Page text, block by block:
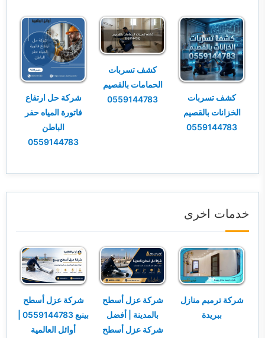
كشف تسربات
الخزانات بالقصيم
0559144783
كشف تسربات
الحمامات بالقصيم
0559144783
شركة حل ارتفاع
فاتورة المياه حفر
الباطن
0559144783
خدمات اخرى
شركة ترميم منازل
ببريدة
شركة عزل أسطح
بالمدينة | أفضل
شركة عزل أسطح
شركة عزل أسطح
بينبع 0559144783 |
أوائل العالمية